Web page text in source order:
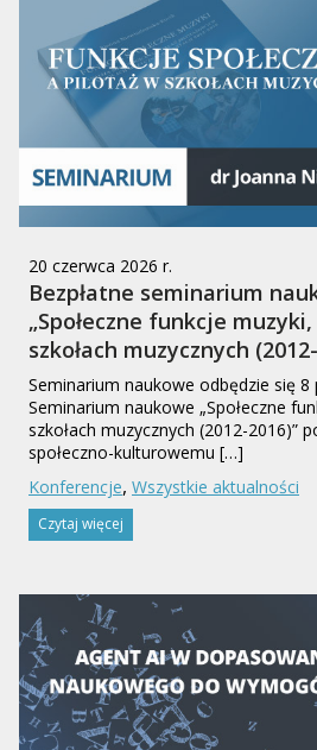
20 czerwca 2026 r.
Bezpłatne seminarium
„Społeczne funkcje
szkołach muzycznych
Seminarium naukowe odbędzie się 8
Seminarium naukowe „Społeczne
szkołach muzycznych (2012-2016)”
społeczno-kulturowemu […]
Konferencje, Wszystkie aktualności
Czytaj więcej